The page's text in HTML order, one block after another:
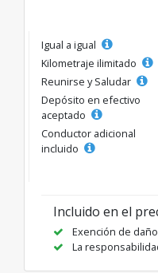
Igual a igual
Kilometraje ilimitado
Reunirse y Saludar
Depósito en efectivo
aceptado
Conductor adicional
incluido
Incluido en el
Exención de
La